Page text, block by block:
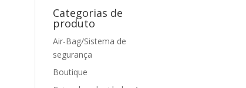
Categorias de
produto
Air-Bag/Sistema de
segurança
Boutique